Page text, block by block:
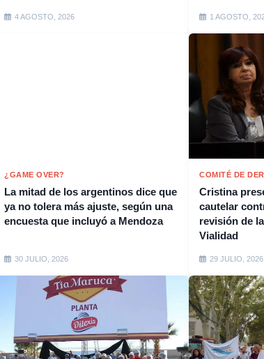
4 AGOSTO, 2026 1 AGOSTO,
¿GAME OVER?
La mitad de los argentinos dice que
ya no tolera más ajuste, según una
encuesta que incluyó a Mendoza
30 JULIO, 2026
COMITÉ DE
Cristina
cautelar
revisión de
Vialidad
29 JULIO, 2026